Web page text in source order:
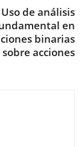
Uso de análisis
en
binarias
sobre acciones